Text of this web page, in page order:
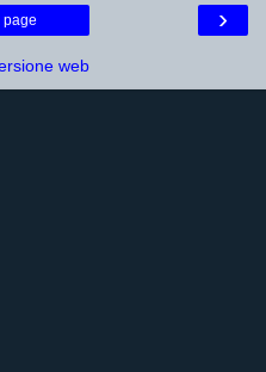
›
page
web